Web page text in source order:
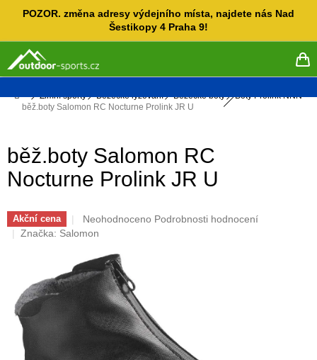
POZOR. změna adresy výdejního místa, najdete nás Nad
Šestikopy 4 Praha 9!
Domů
Zimní sporty Běžecké lyžování Běžecké boty
Boty Prolink NNN
běž.boty Salomon RC Nocturne Prolink JR U
běž.boty Salomon RC
Nocturne Prolink JR U
Akční cena
Průměrné
hodnocení
je
0,0
hvězdiček.
Neohodnoceno Podrobnosti hodnocení
Značka: Salomon